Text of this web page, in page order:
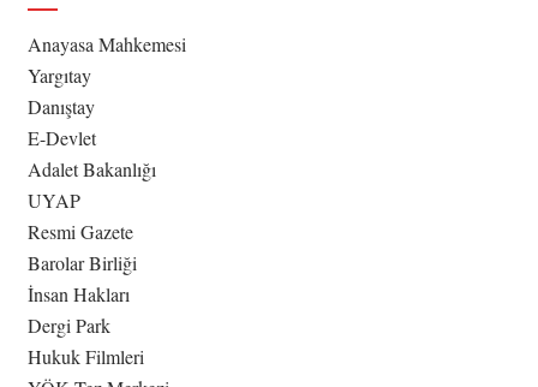
Anayasa Mahkemesi
Yargıtay
Danıştay
E-Devlet
Adalet Bakanlığı
UYAP
Resmi Gazete
Barolar Birliği
İnsan Hakları
Dergi Park
Hukuk Filmleri